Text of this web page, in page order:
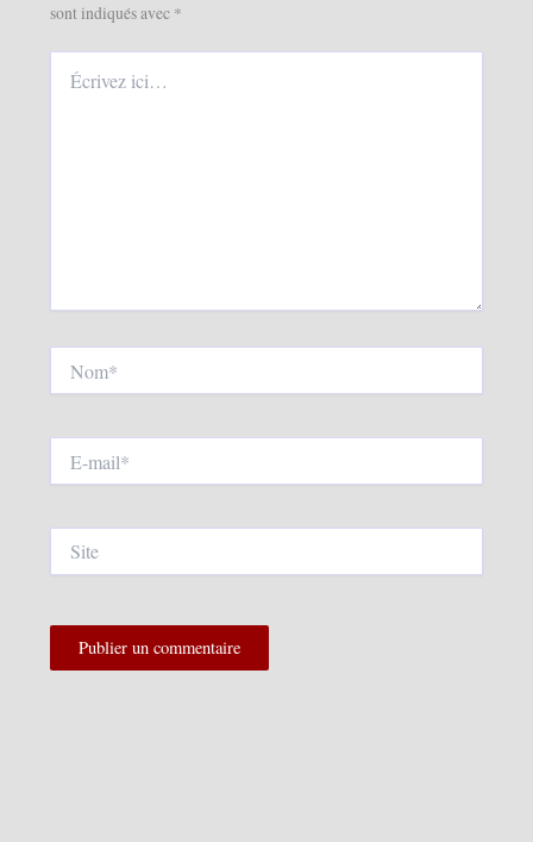
sont indiqués avec *
ici…
mail*